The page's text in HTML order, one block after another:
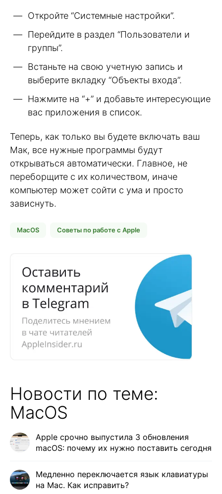
Откройте “Системные настройки”.
Перейдите в раздел “Пользователи и
группы”.
Встаньте на свою учетную запись и
выберите вкладку “Объекты входа”.
Нажмите на “+” и добавьте интересующие
вас приложения в список.
Теперь, как только вы будете включать ваш
Мак, все нужные программы будут
открываться автоматически. Главное, не
переборщите с их количеством, иначе
компьютер может сойти с ума и просто
зависнуть.
MacOS Советы по работе с Apple
Новости по теме:
MacOS
Apple срочно выпустила 3 обновления
macOS: почему их нужно поставить сегодня
Медленно переключается язык клавиатуры
на Mac. Как исправить?